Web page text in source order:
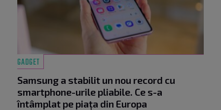
GADGET
Samsung a stabilit un nou record cu
smartphone-urile pliabile. Ce s-a
întâmplat pe piața din Europa